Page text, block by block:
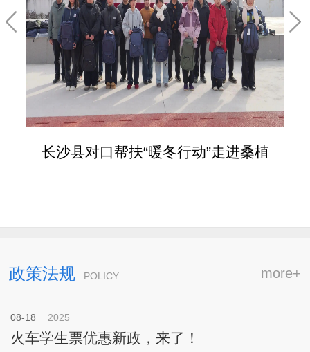
长沙县对口帮扶“暖冬行动”走进桑植
政策法规 POLICY more+
08-18 2025
火车学生票优惠新政，来了！